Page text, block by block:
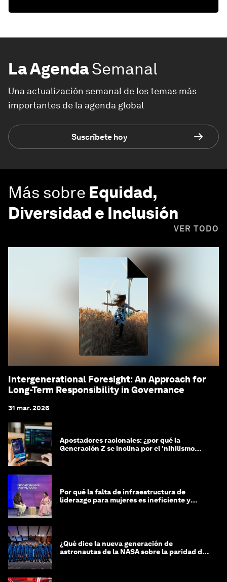
La AgendaSemanal
Una actualización semanal de los temas más
importantes de la agenda global
Suscríbete hoy
Más sobre Equidad,
Diversidad e Inclusión
VER TODO
Intergenerational Foresight: An Approach for
Long-Term Responsibility in Governance
31 mar. 2026
Apostadores racionales: ¿por qué la
Generación Z se inclina por el 'nihilismo
Por qué la falta de infraestructura de
liderazgo para mujeres es ineficiente y
¿Qué dice la nueva generación de
astronautas de la NASA sobre la paridad de